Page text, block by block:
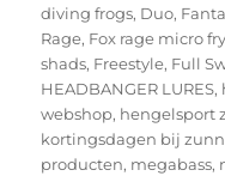
diving frogs, Duo,
Rage, Fox rage micro
shads, Freestyle, Full
HEADBANGER LURES,
webshop, hengelsport
kortingsdagen bij
producten, megabass,